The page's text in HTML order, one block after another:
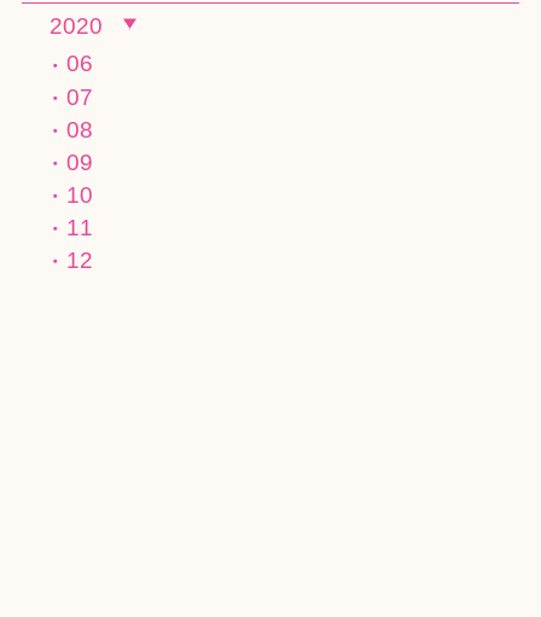
2020
06
07
08
09
10
11
12